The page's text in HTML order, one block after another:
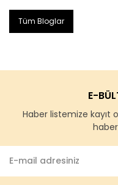
Tüm Bloglar
E-
Haber listemize kayıt